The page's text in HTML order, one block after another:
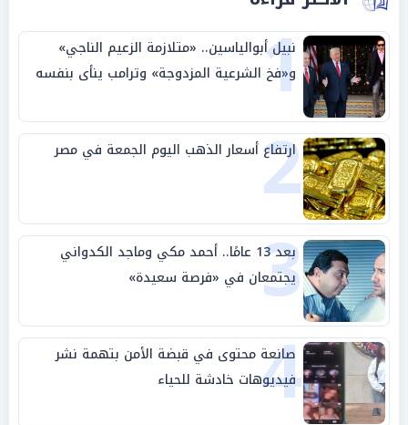
1
نبيل أبوالياسين.. «متلازمة الزعيم الناجي»
و«فخ الشرعية المزدوجة» وترامب ينأى بنفسه
وحليفه في «ميتم استراتيجي»
2
ارتفاع أسعار الذهب اليوم الجمعة في مصر
3 بعد 13 عامًا.. أحمد مكي وماجد الكدواني
يجتمعان في «فرصة سعيدة»
4
صانعة محتوى في قبضة الأمن بتهمة نشر
فيديوهات خادشة للحياء